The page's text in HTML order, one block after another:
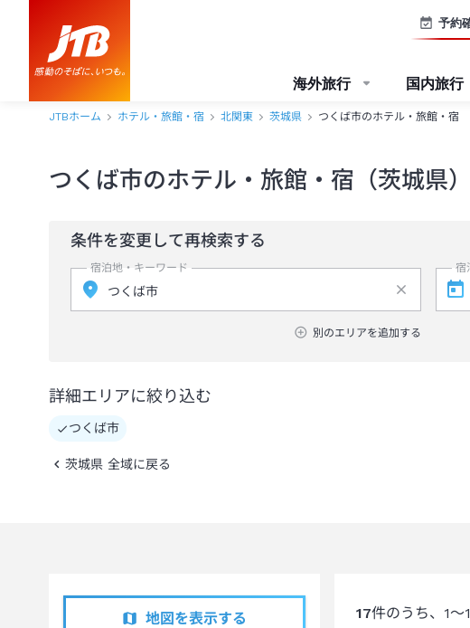
予約
海外旅行 国内旅行
JTBホーム ホテル・旅館・宿 北関東 茨城県 つくば市のホテル・旅館・宿
つくば市のホテル・旅館・宿（茨城県
条件を変更して再検索する
宿泊地・キーワード
別のエリアを追加する
宿
詳細エリアに絞り込む
つくば市
茨城県 全域に戻る
地図を表示する 17件のうち、 1～